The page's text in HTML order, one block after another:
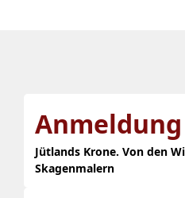
Anmeldung
Jütlands Krone. Von den
Skagenmalern